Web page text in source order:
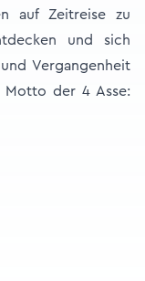
auf Zeitreise zu
und sich
Vergangenheit
Motto der 4 Asse: